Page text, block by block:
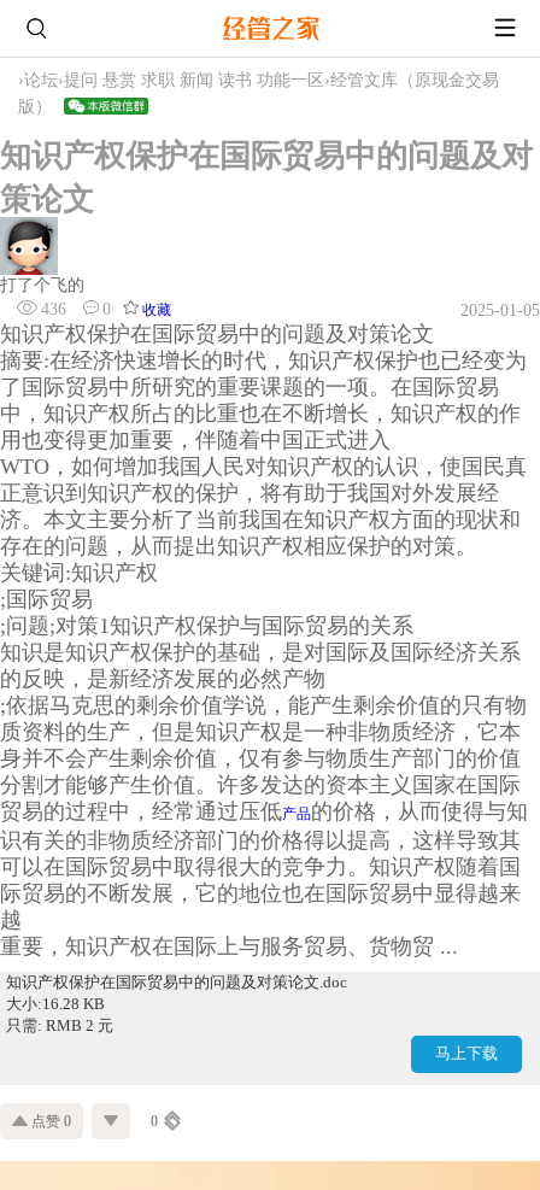
›论坛›提问 悬赏 求职 新闻 读书 功能一区 ›经管文库（原现金交易
版）
知识产权保护在国际贸易中的问题及对
策论文
打了个飞的
436
0 收藏 2025-01-05
知识产权保护在国际贸易中的问题及对策论文
摘要:在经济快速增长的时代，知识产权保护也已经变为
了国际贸易中所研究的重要课题的一项。在国际贸易
中，知识产权所占的比重也在不断增长，知识产权的作
用也变得更加重要，伴随着中国正式进入
WTO，如何增加我国人民对知识产权的认识，使国民真
正意识到知识产权的保护，将有助于我国对外发展经
济。本文主要分析了当前我国在知识产权方面的现状和
存在的问题，从而提出知识产权相应保护的对策。
关键词:知识产权
;国际贸易
;问题;对策1知识产权保护与国际贸易的关系
知识是知识产权保护的基础，是对国际及国际经济关系
的反映，是新经济发展的必然产物
;依据马克思的剩余价值学说，能产生剩余价值的只有物
质资料的生产，但是知识产权是一种非物质经济，它本
身并不会产生剩余价值，仅有参与物质生产部门的价值
分割才能够产生价值。许多发达的资本主义国家在国际
贸易的过程中，经常通过压低产品的价格，从而使得与知
识有关的非物质经济部门的价格得以提高，这样导致其
可以在国际贸易中取得很大的竞争力。知识产权随着国
际贸易的不断发展，它的地位也在国际贸易中显得越来
越
重要，知识产权在国际上与服务贸易、货物贸 ...
知识产权保护在国际贸易中的问题及对策论文.doc
大小:16.28 KB
只需: RMB 2 元
马上下载
点赞 0 0